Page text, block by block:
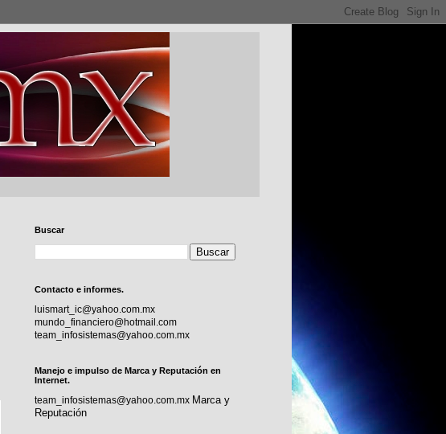
Buscar
Contacto e informes.
luismart_ic@yahoo.com.mx
mundo_financiero@hotmail.com
team_infosistemas@yahoo.com.mx
Manejo e impulso de Marca y Reputación en
Internet.
team_infosistemas@yahoo.com.mx Marca y
Reputación